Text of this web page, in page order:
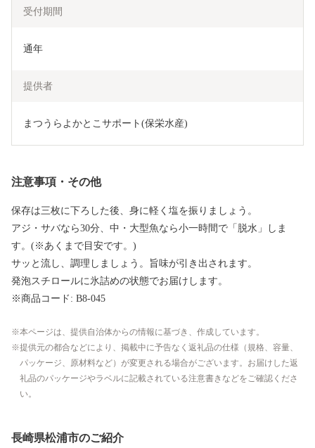
受付期間
通年
提供者
まつうらよかとこサポート(保栄水産)
注意事項・その他
保存は三枚に下ろした後、身に軽く塩を振りましょう。
アジ・サバなら30分、中・大型魚なら小一時間で「脱水」しま
す。(※あくまで目安です。)
サッと流し、調理しましょう。旨味が引き出されます。
発泡スチロールに氷詰めの状態でお届けします。
※商品コード: B8-045
本ページは、提供自治体からの情報に基づき、作成しています。
提供元の都合などにより、掲載中に予告なく返礼品の仕様（規格、容量、
パッケージ、原材料など）が変更される場合がございます。お届けした返
礼品のパッケージやラベルに記載されている注意書きなどをご確認くださ
い。
長崎県松浦市のご紹介